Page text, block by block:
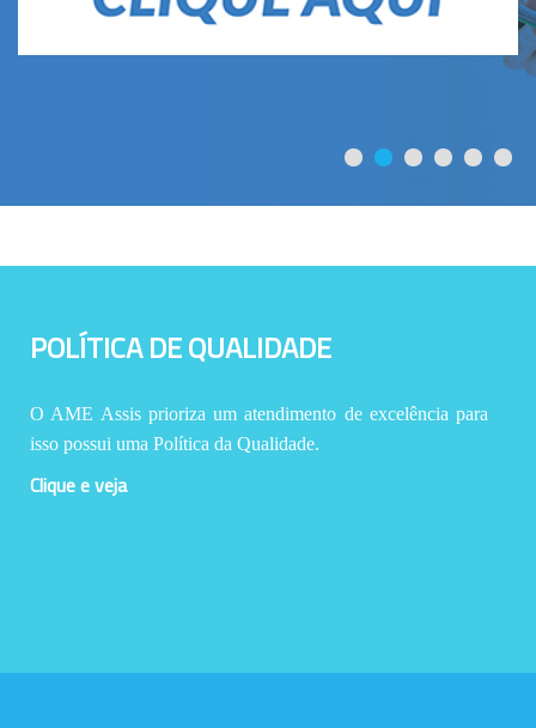
POLÍTICA DE QUALIDADE
O AME Assis prioriza um atendimento de excelência para
isso possui uma Política da Qualidade.
Clique e veja